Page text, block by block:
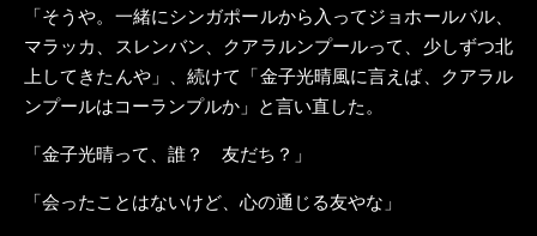
「そうや。一緒にシンガポールから入ってジョホールバル、
マラッカ、スレンバン、クアラルンプールって、少しずつ北
上してきたんや」、続けて「金子光晴風に言えば、クアラル
ンプールはコーランプルか」と言い直した。
「金子光晴って、誰？ 友だち？」
「会ったことはないけど、心の通じる友やな」